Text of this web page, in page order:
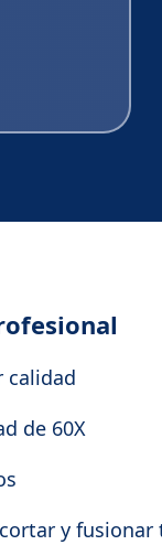
calidad
de 60X
y fusionar